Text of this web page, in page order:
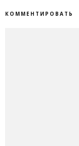
КОММЕНТИРОВАТЬ